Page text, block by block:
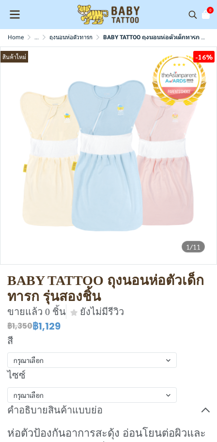
0
Home ... ถุงนอนห่อตัวทารก BABY TATTOO ถุงนอนห่อตัวเด็กทารก รุ่นสองชิ้น
1/11
สินค้าใหม่ -16%
BABY TATTOO ถุงนอนห่อตัวเด็ก
ทารก รุ่นสองชิ้น
ขายแล้ว 0 ชิ้น ยังไม่มีรีวิว
฿1,350฿1,129
สี
กรุณาเลือก
ไซซ์
กรุณาเลือก
คำอธิบายสินค้าแบบย่อ
ห่อตัวป้องกันอาการสะดุ้ง อ่อนโยนต่อผิวและ